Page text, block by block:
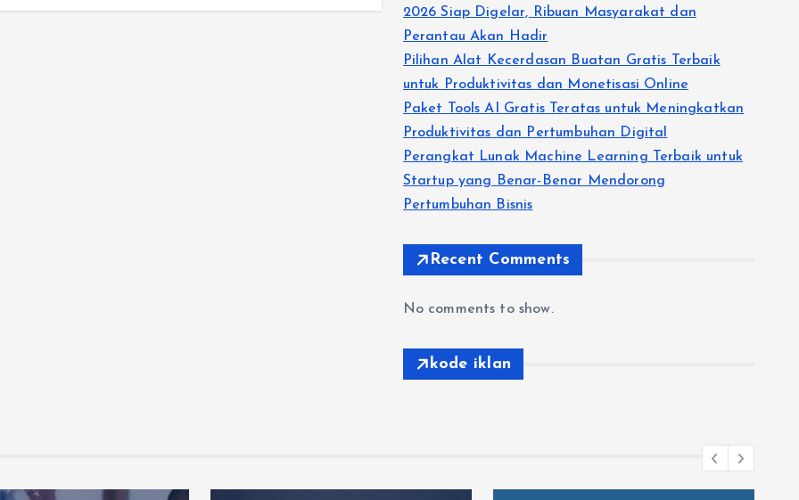
2026 Siap Digelar, Ribuan Masyarakat dan
Perantau Akan Hadir
Pilihan Alat Kecerdasan Buatan Gratis Terbaik
untuk Produktivitas dan Monetisasi Online
Paket Tools AI Gratis Teratas untuk Meningkatkan
Produktivitas dan Pertumbuhan Digital
Perangkat Lunak Machine Learning Terbaik untuk
Startup yang Benar-Benar Mendorong
Pertumbuhan Bisnis
Recent Comments
No comments to show.
kode iklan